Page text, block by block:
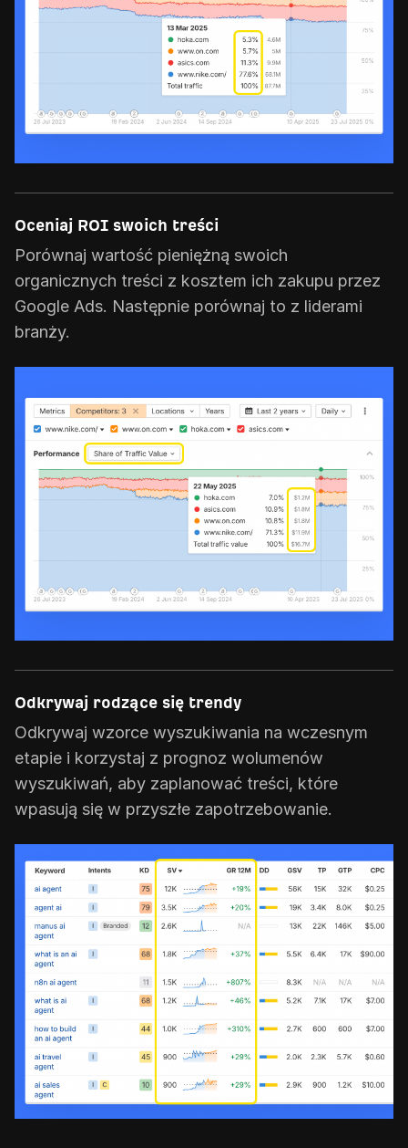
Oceniaj ROI swoich treści
Porównaj wartość pieniężną swoich
organicznych treści z kosztem ich zakupu przez
Google Ads. Następnie porównaj to z liderami
branży.
Odkrywaj rodzące się trendy
Odkrywaj wzorce wyszukiwania na wczesnym
etapie i korzystaj z prognoz wolumenów
wyszukiwań, aby zaplanować treści, które
wpasują się w przyszłe zapotrzebowanie.